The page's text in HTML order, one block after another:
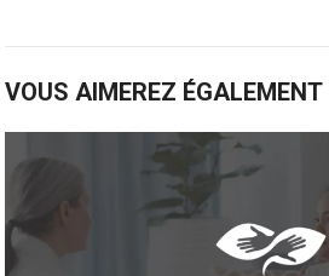
VOUS AIMEREZ ÉGALEMENT